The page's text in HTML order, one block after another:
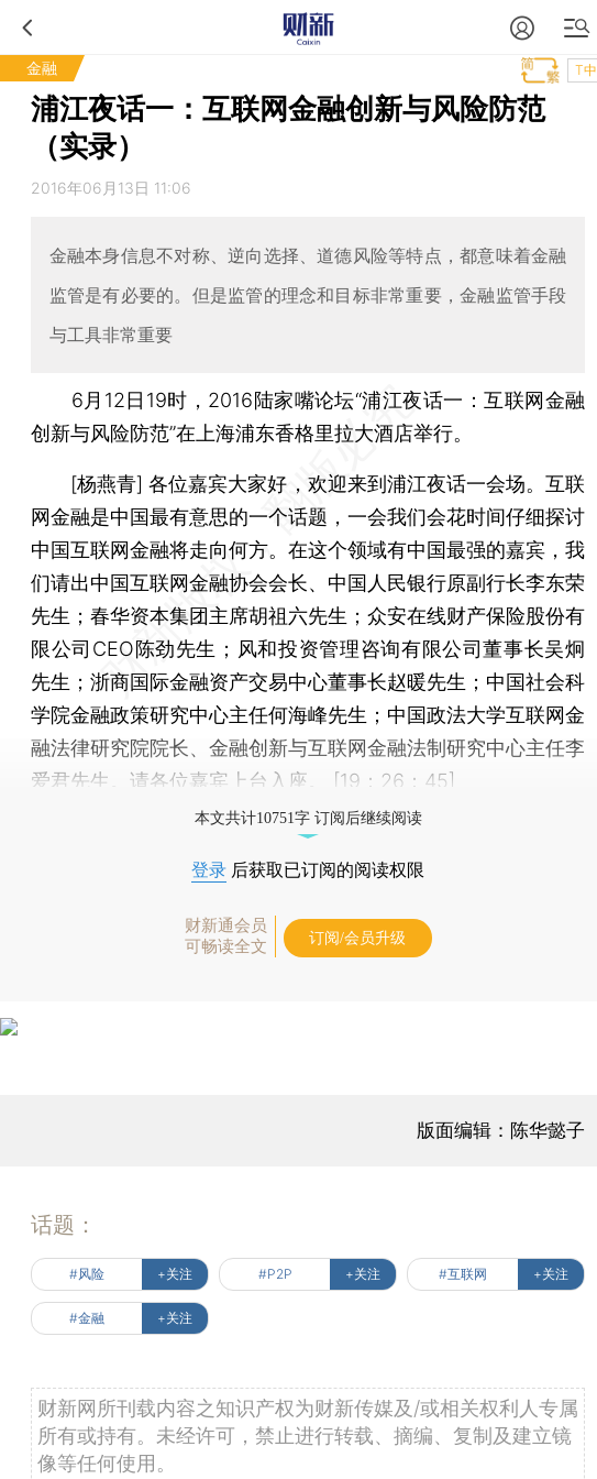
金融 T中
浦江夜话一：互联网金融创新与风险防范
（实录）
2016年06月13日 11:06
金融本身信息不对称、逆向选择、道德风险等特点，都意味着金融
监管是有必要的。但是监管的理念和目标非常重要，金融监管手段
与工具非常重要
6月12日19时，2016陆家嘴论坛“浦江夜话一：互联网金融
创新与风险防范”在上海浦东香格里拉大酒店举行。
[杨燕青] 各位嘉宾大家好，欢迎来到浦江夜话一会场。互联
网金融是中国最有意思的一个话题，一会我们会花时间仔细探讨
中国互联网金融将走向何方。在这个领域有中国最强的嘉宾，我
们请出中国互联网金融协会会长、中国人民银行原副行长李东荣
先生；春华资本集团主席胡祖六先生；众安在线财产保险股份有
限公司CEO陈劲先生；风和投资管理咨询有限公司董事长吴炯
先生；浙商国际金融资产交易中心董事长赵暖先生；中国社会科
学院金融政策研究中心主任何海峰先生；中国政法大学互联网金
融法律研究院院长、金融创新与互联网金融法制研究中心主任李
爱君先生。请各位嘉宾上台入座。 [19：26：45]
本文共计10751字 订阅后继续阅读
登录 后获取已订阅的阅读权限
财新通会员
可畅读全文
订阅/会员升级
版面编辑：陈华懿子
话题：
#风险 +关注 #P2P +关注 #互联网 +关注
#金融 +关注
财新网所刊载内容之知识产权为财新传媒及/或相关权利人专属
所有或持有。未经许可，禁止进行转载、摘编、复制及建立镜
像等任何使用。